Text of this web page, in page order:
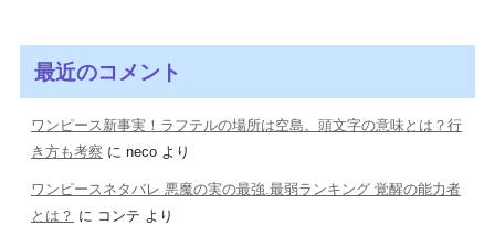
最近のコメント
ワンピース新事実！ラフテルの場所は空島。頭文字の意味とは？行
き方も考察 に necoより
ワンピースネタバレ 悪魔の実の最強.最弱ランキング 覚醒の能力者
とは？ に コンテ より